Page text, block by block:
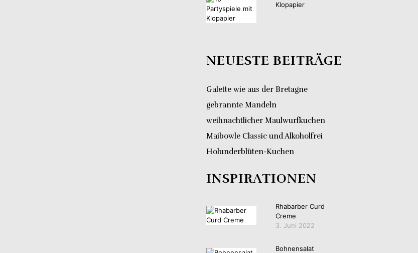
Klopapier
NEUESTE BEITRÄGE
Galette wie aus der Bretagne
gebrannte Mandeln
weihnachtlicher Maulwurfkuchen
Maibowle Classic und Alkoholfrei
Holunderblüten-Kuchen
INSPIRATIONEN
Rhabarber Curd
Creme
3. Juni 2022
Bohnensalat